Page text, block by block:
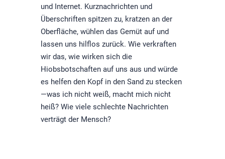
und Internet. Kurznachrichten und
Überschriften spitzen zu, kratzen an der
Oberfläche, wühlen das Gemüt auf und
lassen uns hilflos zurück. Wie verkraften
wir das, wie wirken sich die
Hiobsbotschaften auf uns aus und würde
es helfen den Kopf in den Sand zu stecken
—was ich nicht weiß, macht mich nicht
heiß? Wie viele schlechte Nachrichten
verträgt der Mensch?